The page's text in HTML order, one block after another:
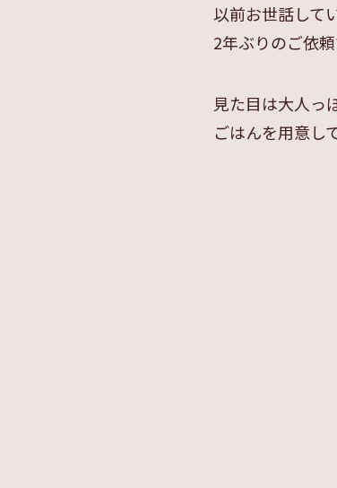
以前お世話して
2年ぶりのご依
見た目は大人っ
ごはんを用意し